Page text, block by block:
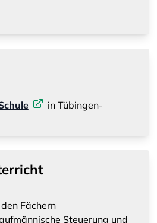
in Tübingen-
Fächern
Steuerung und